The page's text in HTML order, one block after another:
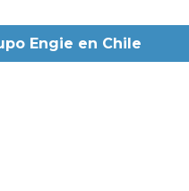
Engie en Chile